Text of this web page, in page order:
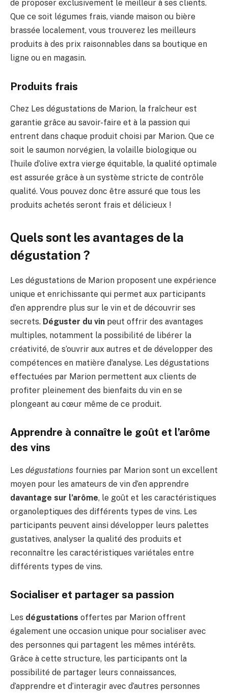
de proposer exclusivement le meilleur à ses clients.
Que ce soit légumes frais, viande maison ou bière
brassée localement, vous trouverez les meilleurs
produits à des prix raisonnables dans sa boutique en
ligne ou en magasin.
Produits frais
Chez Les dégustations de Marion, la fraîcheur est
garantie grâce au savoir-faire et à la passion qui
entrent dans chaque produit choisi par Marion. Que ce
soit le saumon norvégien, la volaille biologique ou
l’huile d’olive extra vierge équitable, la qualité optimale
est assurée grâce à un système stricte de contrôle
qualité. Vous pouvez donc être assuré que tous les
produits achetés seront frais et délicieux !
Quels sont les avantages de la
dégustation ?
Les dégustations de Marion proposent une expérience
unique et enrichissante qui permet aux participants
d’en apprendre plus sur le vin et de découvrir ses
secrets. Déguster du vin peut offrir des avantages
multiples, notamment la possibilité de libérer la
créativité, de s’ouvrir aux autres et de développer des
compétences en matière d’analyse. Les dégustations
effectuées par Marion permettent aux clients de
profiter pleinement des bienfaits du vin en se
plongeant au cœur même de ce produit.
Apprendre à connaître le goût et l’arôme
des vins
Les dégustations fournies par Marion sont un excellent
moyen pour les amateurs de vin d’en apprendre
davantage sur l’arôme, le goût et les caractéristiques
organoleptiques des différents types de vins. Les
participants peuvent ainsi développer leurs palettes
gustatives, analyser la qualité des produits et
reconnaître les caractéristiques variétales entre
différents types de vins.
Socialiser et partager sa passion
Les dégustations offertes par Marion offrent
également une occasion unique pour socialiser avec
des personnes qui partagent les mêmes intérêts.
Grâce à cette structure, les participants ont la
possibilité de partager leurs connaissances,
d’apprendre et d’interagir avec d’autres personnes